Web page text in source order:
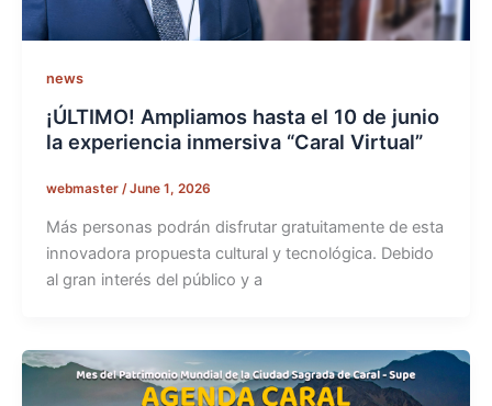
news
¡ÚLTIMO! Ampliamos hasta el 10 de junio
la experiencia inmersiva “Caral Virtual”
webmaster /June 1, 2026
Más personas podrán disfrutar gratuitamente de esta
innovadora propuesta cultural y tecnológica. Debido
al gran interés del público y a